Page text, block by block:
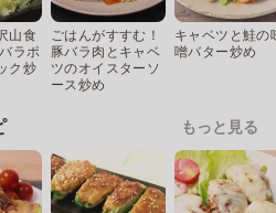
山食
ラポ
ク炒
ごはんがすすむ！
豚バラ肉とキャベ
ツのオイスターソ
ース炒め
キャベツと鮭の
噌バター炒め
もっと見る